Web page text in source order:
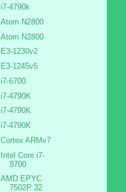
i7-4790k
Atom N2800
Atom N2800
E3-1230v2
E3-1245v5
i7-6700
i7-4790K
i7-4790K
i7-4790K
Cortex ARMv7
Intel Core i7-
8700
AMD EPYC
7502P 32